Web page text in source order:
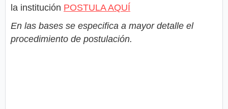
la institución POSTULA AQUÍ
En las bases se especifica a mayor detalle el
procedimiento de postulación.